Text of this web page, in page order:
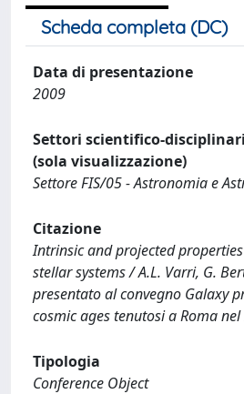
Scheda completa (DC)
Data di presentazione
2009
Settori scientifico-
(sola visualizzazione)
Settore FIS/05 - Astronomia e
Citazione
Intrinsic and projected
stellar systems / A.L. Varri, G.
presentato al convegno Galaxy
cosmic ages tenutosi a Roma
Tipologia
Conference Object